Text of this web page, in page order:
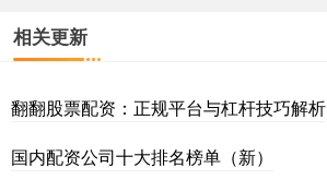
相关更新
翻翻股票配资：正规平台与杠杆技巧解析
国内配资公司十大排名榜单（新）